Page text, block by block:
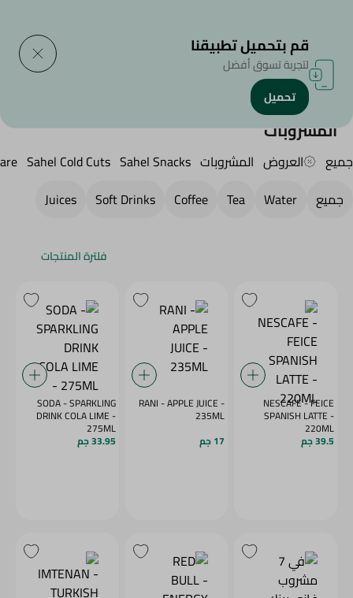
الرئيسية /
SAHEL
/
المشروبات
جميع العروض المشروبات Sahel Snacks
Sahel Cold Cuts
جميع
Water
Tea
Coffee
Soft Drinks
Juices
فلترة المنتجات
NESCAFE - FEICE
SPANISH LATTE -
220ML
39.5 جم
RANI - APPLE JUICE -
235ML
17 جم
SODA - SPARKLING
DRINK COLA LIME -
275ML
33.95 جم
قم بتحميل تطبيقنا
لتجربة تسوق أفضل
تحميل